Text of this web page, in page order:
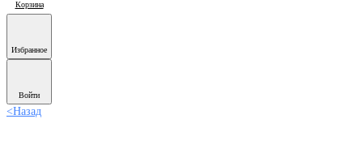
Корзина
Избранное
Войти
<Назад